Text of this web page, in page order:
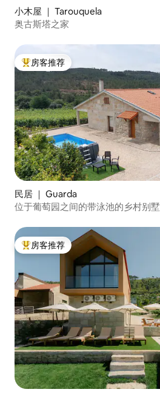
小木屋 ｜ Tarouquela
奥古斯塔之家
热门「房客推荐」
房客推荐
民居 ｜ Guarda
位于葡萄园之间的带泳池的乡村别墅
热门「房客推荐」
房客推荐